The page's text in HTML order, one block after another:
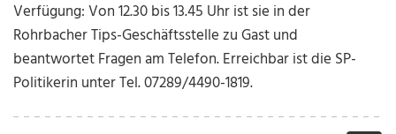
Verfügung: Von 12.30 bis 13.45 Uhr ist sie in der
Rohrbacher Tips-Geschäftsstelle zu Gast und
beantwortet Fragen am Telefon. Erreichbar ist die SP-
Politikerin unter Tel. 07289/4490-1819.